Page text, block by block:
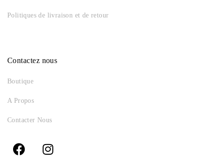
Contactez nous
Boutique
A Propos
Contacter Nous
Politiques de livraison et de retour